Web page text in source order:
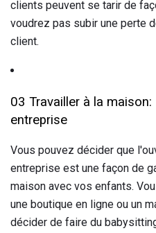
clients peuvent se tarir de
voudrez pas subir une perte
client.
03 Travailler à la
entreprise
Vous pouvez décider que
entreprise est une façon de
maison avec vos enfants.
une boutique en ligne ou un
décider de faire du